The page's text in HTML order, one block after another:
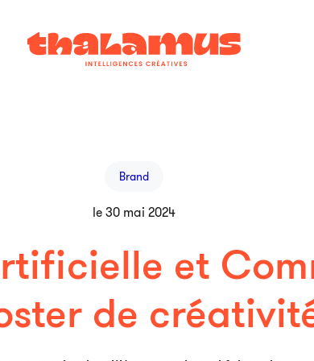
Brand
le 30 mai 2024
et
de